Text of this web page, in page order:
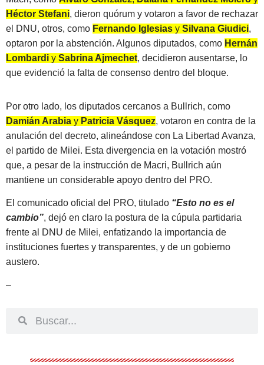
Héctor Stefani, dieron quórum y votaron a favor de rechazar
el DNU, otros, como Fernando Iglesias y Silvana Giudici,
optaron por la abstención. Algunos diputados, como Hernán
Lombardi y Sabrina Ajmechet, decidieron ausentarse, lo
que evidenció la falta de consenso dentro del bloque.
Por otro lado, los diputados cercanos a Bullrich, como
Damián Arabia y Patricia Vásquez, votaron en contra de la
anulación del decreto, alineándose con La Libertad Avanza,
el partido de Milei. Esta divergencia en la votación mostró
que, a pesar de la instrucción de Macri, Bullrich aún
mantiene un considerable apoyo dentro del PRO.
El comunicado oficial del PRO, titulado “Esto no es el
cambio”, dejó en claro la postura de la cúpula partidaria
frente al DNU de Milei, enfatizando la importancia de
instituciones fuertes y transparentes, y de un gobierno
austero.
–